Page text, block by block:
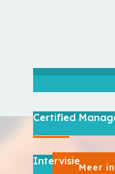
Certified
Meer
Intervisie